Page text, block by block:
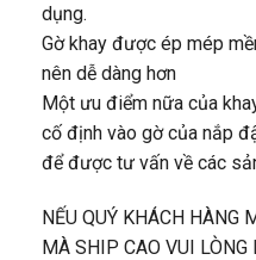
dụng.
Gờ khay được ép mép
nên dễ dàng hơn
Một ưu điểm nữa của
cố định vào gờ của nắp
để được tư vấn về các
NẾU QUÝ KHÁCH HÀNG
MÀ SHIP CAO VUI